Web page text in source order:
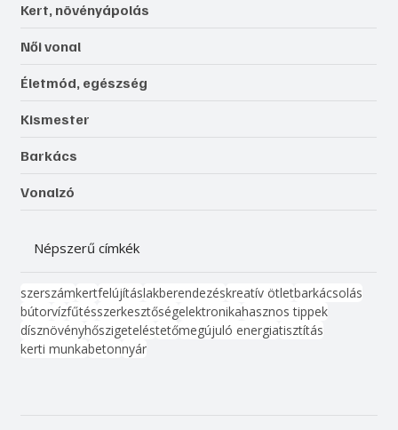
Kert, növényápolás
Női vonal
Életmód, egészség
Kismester
Barkács
Vonalzó
Népszerű címkék
szerszámkertfelújításlakberendezéskreatív ötletbarkácsolás
bútorvízfűtésszerkesztőségelektronikahasznos tippek
dísznövényhőszigeteléstetőmegújuló energiatisztítás
kerti munkabetonnyár